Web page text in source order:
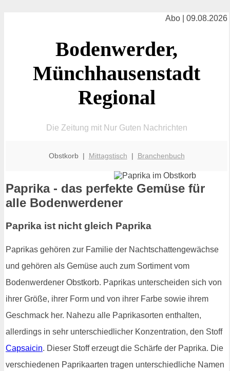
Abo | 09.08.2026
Bodenwerder,
Münchhausenstadt
Regional
Die Zeitung mit Nur Guten Nachrichten
Obstkorb | Mittagstisch | Branchenbuch
Paprika - das perfekte Gemüse für
alle Bodenwerdener
Paprika ist nicht gleich Paprika
Paprikas gehören zur Familie der Nachtschattengewächse
und gehören als Gemüse auch zum Sortiment vom
Bodenwerdener Obstkorb. Paprikas unterscheiden sich von
ihrer Größe, ihrer Form und von ihrer Farbe sowie ihrem
Geschmack her. Nahezu alle Paprikasorten enthalten,
allerdings in sehr unterschiedlicher Konzentration, den Stoff
Capsaicin. Dieser Stoff erzeugt die Schärfe der Paprika. Die
verschiedenen Paprikaarten tragen unterschiedliche Namen